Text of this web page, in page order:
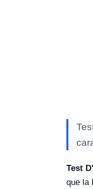
Test
que la